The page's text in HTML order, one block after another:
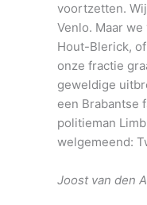
voortzetten.
Venlo. Maar
Hout-Blerick,
onze fractie
geweldige
een Brabantse
politieman
welgemeend:
Joost van den